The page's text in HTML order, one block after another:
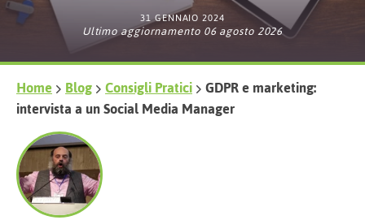
31 GENNAIO 2024
Ultimo aggiornamento 06 agosto 2026
Home Blog Consigli Pratici GDPR e marketing:
intervista a un Social Media Manager